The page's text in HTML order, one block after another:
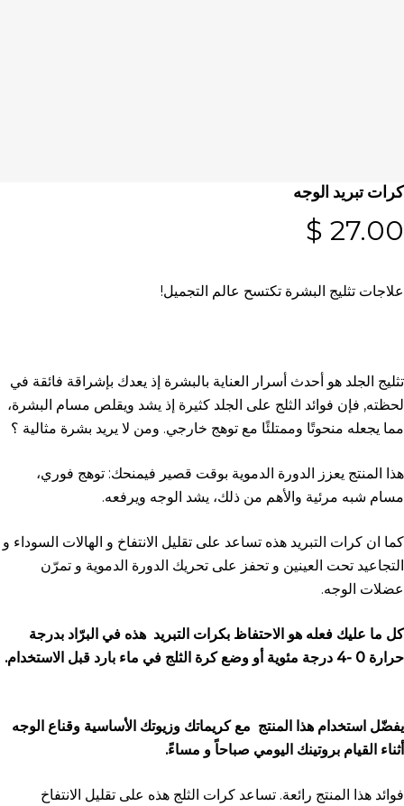
كرات تبريد الوجه
$ 27.00
علاجات تثليج البشرة تكتسح عالم التجميل!
تثليج الجلد هو أحدث أسرار العناية بالبشرة إذ يعدك بإشراقة فائقة في
لحظته, فإن فوائد الثلج على الجلد كثيرة إذ يشد ويقلص مسام البشرة،
مما يجعله منحوتًا وممتلئًا مع توهج خارجي. ومن لا يريد بشرة مثالية ؟
هذا المنتج يعزز الدورة الدموية بوقت قصير فيمنحك: توهج فوري،
مسام شبه مرئية والأهم من ذلك، يشد الوجه ويرفعه.
كما ان كرات التبريد هذه تساعد على تقليل الانتفاخ و الهالات السوداء و
التجاعيد تحت العينين و تحفز على تحريك الدورة الدموية و تمرّن
عضلات الوجه.
كل ما عليك فعله هو الاحتفاظ بكرات التبريد هذه في البرّاد بدرجة
حرارة 0 -4 درجة مئوية أو وضع كرة الثلج في ماء بارد قبل الاستخدام.
يفضّل استخدام هذا المنتج مع كريماتك وزيوتك الأساسية وقناع الوجه
أثناء القيام بروتينك اليومي صباحاً و مساءً.
فوائد هذا المنتج رائعة. تساعد كرات الثلج هذه على تقليل الانتفاخ